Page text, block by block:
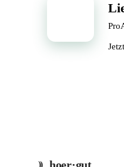
hoer·gut